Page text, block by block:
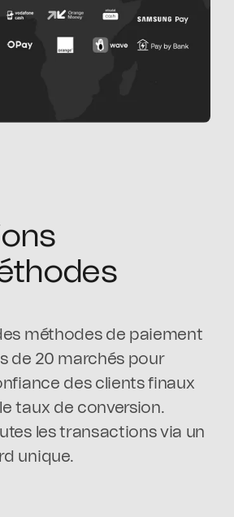
méthodes de paiement
de 20 marchés pour
des clients finaux
taux de conversion.
les transactions via un
unique.